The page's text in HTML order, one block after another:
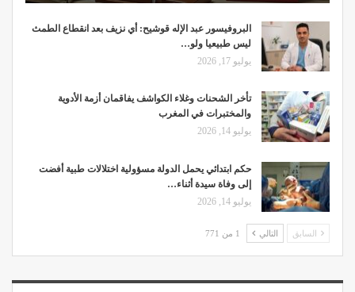
البروفيسور عبد الإله قوشيح: أي نزيف بعد انقطاع الطمث
ليس طبيعيا ولو…
يوليو 17, 2026
تأخر الشحنات وغلاء الكواشف يفاقمان أزمة الأدوية
والمختبرات في المغرب
يوليو 14, 2026
حكم ابتدائي يحمل الدولة مسؤولية اختلالات طبية أفضت
إلى وفاة سيدة أثناء…
يوليو 14, 2026
السابق التالي 1 من 771